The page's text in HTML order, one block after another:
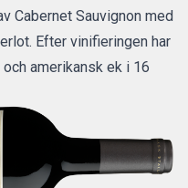
Cabernet Sauvignon med
Efter vinifieringen har
amerikansk ek i 16